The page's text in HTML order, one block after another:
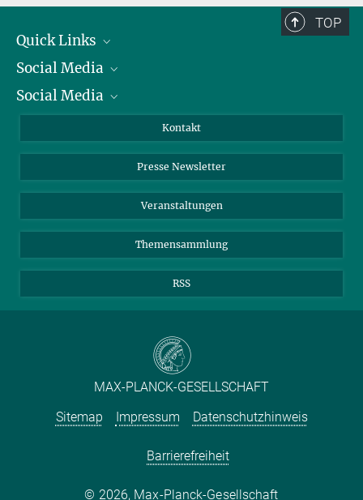
TOP
Quick Links
Präsident
Zahlen und Fakten
Meldestelle Fehlverhalten
Social Media
Bluesky
TikTok
Social Media
Instagram
YouTube
Kontakt
Presse Newsletter
Veranstaltungen
Themensammlung
RSS
MAX-PLANCK-GESELLSCHAFT
Sitemap
Impressum Datenschutzhinweis
Barrierefreiheit
2026, Max-Planck-Gesellschaft